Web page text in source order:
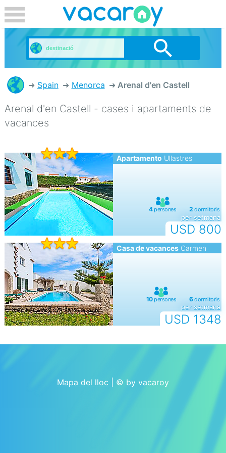
Spain Menorca Arenal d'en Castell
Arenal d'en Castell - cases i apartaments de
vacances
Apartamento Ullastres
USD 800
per setmana
Casa de vacancesCarmen
USD 1348
per setmana
Mapa del lloc | © by vacaroy